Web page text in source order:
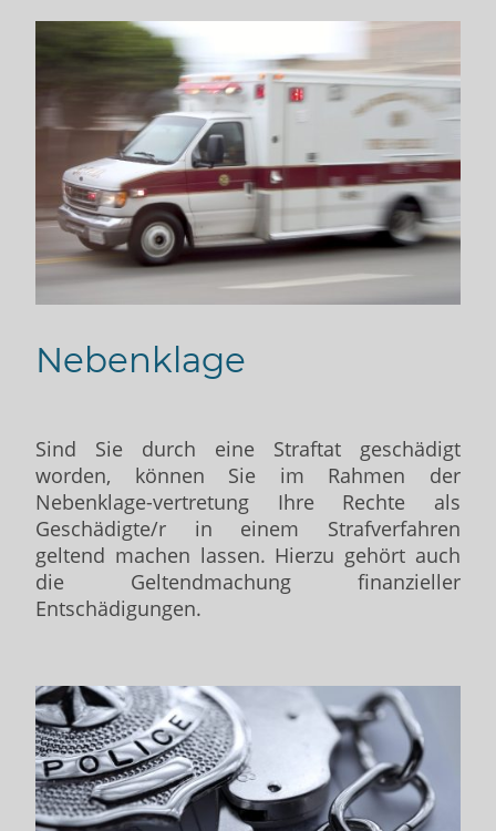
Nebenklage
Sind Sie durch eine Straftat geschädigt
worden, können Sie im Rahmen der
Nebenklage-vertretung Ihre Rechte als
Geschädigte/r in einem Strafverfahren
geltend machen lassen. Hierzu gehört auch
die Geltendmachung finanzieller
Entschädigungen.